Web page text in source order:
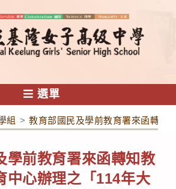
選單
組 > 教育部國民及學前教育署來函轉知
學前教育署來函轉知教
中心辦理之「114年大